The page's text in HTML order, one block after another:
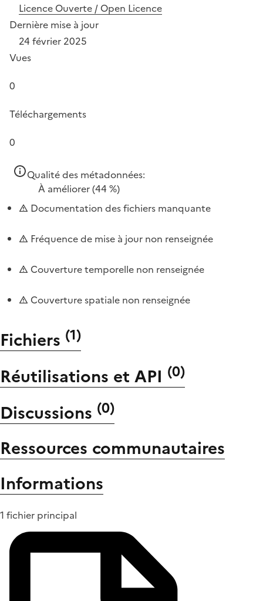
Licence Ouverte / Open Licence
Dernière mise à jour
24 février 2025
Vues
0
Téléchargements
0
Qualité des métadonnées:
À améliorer(44 %)
Documentation des fichiers manquante
Fréquence de mise à jour non renseignée
Couverture temporelle non renseignée
Couverture spatiale non renseignée
Fichiers (1)
Réutilisations et API (0)
Discussions (0)
Ressources communautaires
Informations
1 fichier principal